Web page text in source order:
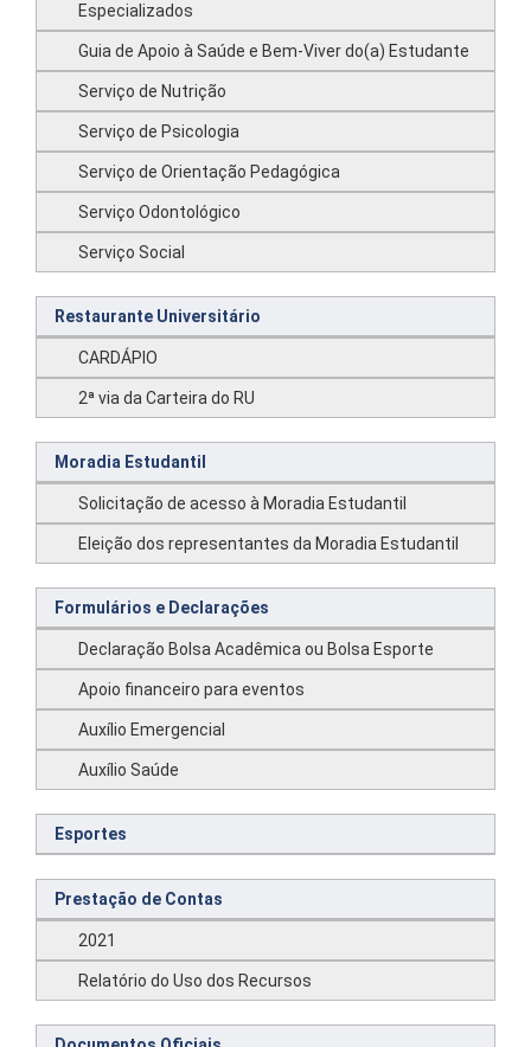
Especializados
Guia de Apoio à Saúde e Bem-Viver do(a) Estudante
Serviço de Nutrição
Serviço de Psicologia
Serviço de Orientação Pedagógica
Serviço Odontológico
Serviço Social
Restaurante Universitário
CARDÁPIO
2ª via da Carteira do RU
Moradia Estudantil
Solicitação de acesso à Moradia Estudantil
Eleição dos representantes da Moradia Estudantil
Formulários e Declarações
Declaração Bolsa Acadêmica ou Bolsa Esporte
Apoio financeiro para eventos
Auxílio Emergencial
Auxílio Saúde
Esportes
Prestação de Contas
2021
Relatório do Uso dos Recursos